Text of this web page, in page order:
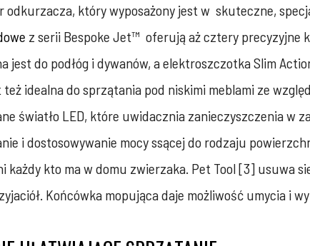
odkurzacza, który wyposażony jest w skuteczne,
z serii Bespoke Jet™ oferują aż cztery precyzyjne
jest do podłóg i dywanów, a elektroszczotka Slim
idealna do sprzątania pod niskimi meblami ze
światło LED, które uwidacznia zanieczyszczenia w
i dostosowywanie mocy ssącej do rodzaju
każdy kto ma w domu zwierzaka. Pet Tool [3] usuwa
Końcówka mopująca daje możliwość umycia i